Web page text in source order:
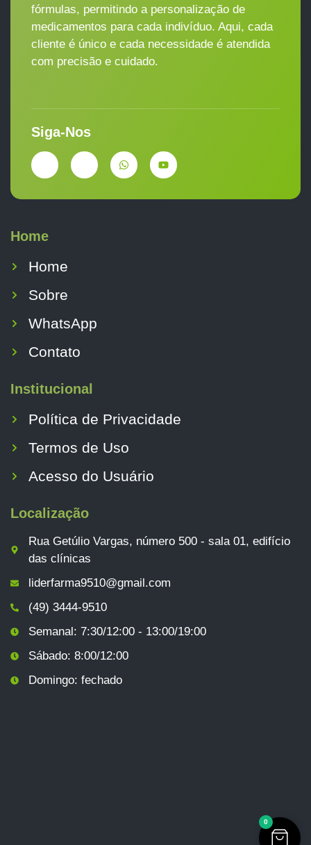
fórmulas, permitindo a personalização de
medicamentos para cada indivíduo. Aqui, cada
cliente é único e cada necessidade é atendida
com precisão e cuidado.
Siga-Nos
Home
Home
Sobre
WhatsApp
Contato
Institucional
Política de Privacidade
Termos de Uso
Acesso do Usuário
Localização
Rua Getúlio Vargas, número 500 - sala 01, edifício
das clínicas
liderfarma9510@gmail.com
(49) 3444-9510
Semanal: 7:30/12:00 - 13:00/19:00
Sábado: 8:00/12:00
Domingo: fechado
0